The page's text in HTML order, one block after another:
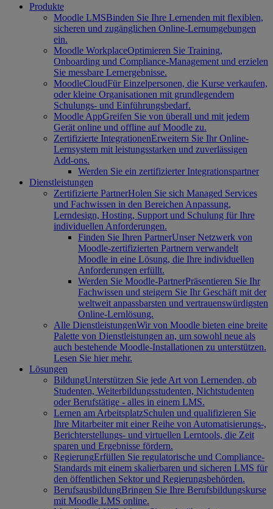
Produkte
Moodle LMSBinden Sie Ihre Lernenden mit flexiblen,
sicheren und zugänglichen Online-Lernumgebungen
ein.
Moodle WorkplaceOptimieren Sie Training,
Onboarding und Compliance-Management und erzielen
Sie messbare Lernergebnisse.
MoodleCloudFür Einzelpersonen, die Kurse verkaufen,
oder kleine Organisationen mit grundlegendem
Schulungs- und Einführungsbedarf.
Moodle AppGreifen Sie von überall und mit jedem
Gerät online und offline auf Moodle zu.
Zertifizierte IntegrationenErweitern Sie Ihr Online-
Lernsystem mit leistungsstarken und zuverlässigen
Add-ons.
Werden Sie ein zertifizierter Integrationspartner
Dienstleistungen
Zertifizierte PartnerHolen Sie sich Managed Services
und Fachwissen in den Bereichen Anpassung,
Lerndesign, Hosting, Support und Schulung für Ihre
individuellen Anforderungen.
Finden Sie Ihren PartnerUnser Netzwerk von
Moodle-zertifizierten Partnern verwandelt
Moodle in eine Lösung, die Ihre individuellen
Anforderungen erfüllt.
Werden Sie Moodle-PartnerPräsentieren Sie Ihr
Fachwissen und steigern Sie Ihr Geschäft mit der
weltweit anpassbarsten und vertrauenswürdigsten
Online-Lernlösung.
Alle DienstleistungenWir von Moodle bieten eine breite
Palette von Dienstleistungen an, um sowohl neue als
auch bestehende Moodle-Installationen zu unterstützen.
Lesen Sie hier mehr.
Lösungen
BildungUnterstützen Sie jede Art von Lernenden, ob
Studenten, Weiterbildungsstudenten, Nichtstudenten
oder Berufstätige - alles in einem LMS.
Lernen am ArbeitsplatzSchulen und qualifizieren Sie
Ihre Mitarbeiter mit einer Reihe von Automatisierungs-,
Berichterstellungs- und virtuellen Lerntools, die Zeit
sparen und Ergebnisse fördern.
RegierungErfüllen Sie regulatorische und Compliance-
Standards mit einem skalierbaren und sicheren LMS für
den öffentlichen Sektor und Regierungsbehörden.
BerufsausbildungBringen Sie Ihre Berufsbildungskurse
mit Moodle LMS online.